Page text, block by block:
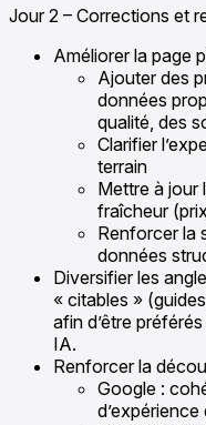
Jour 2 – Corrections et
Améliorer la page
Ajouter des
données
qualité, des
Clarifier
terrain
Mettre à jour
fraîcheur
Renforcer la
données
Diversifier les
« citables »
afin d’être
IA.
Renforcer la
Google :